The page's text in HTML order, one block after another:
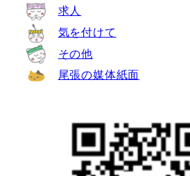
求人
気を付けて
その他
尾張の媒体紙面